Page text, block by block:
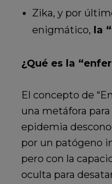
Zika, y por
enigmático, la
¿Qué es la
El concepto de
una metáfora
epidemia
por un patógeno
pero con la
oculta para